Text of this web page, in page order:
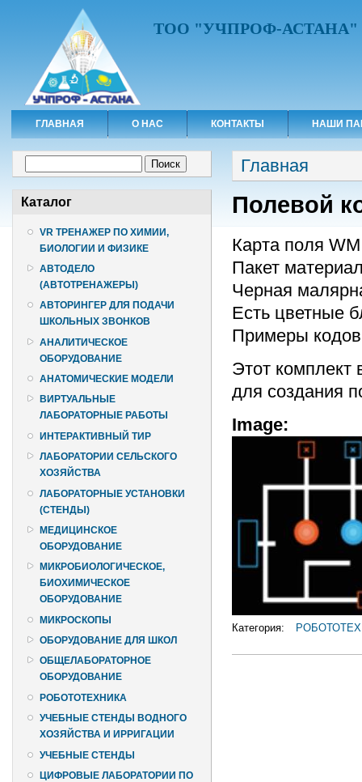
ТОО "УЧПРОФ-АСТАНА"
ГЛАВНАЯ О НАС КОНТАКТЫ НАШИ
Каталог
VR ТРЕНАЖЕР ПО ХИМИИ,
БИОЛОГИИ И ФИЗИКЕ
АВТОДЕЛО
(АВТОТРЕНАЖЕРЫ)
АВТОРИНГЕР ДЛЯ ПОДАЧИ
ШКОЛЬНЫХ ЗВОНКОВ
АНАЛИТИЧЕСКОЕ
ОБОРУДОВАНИЕ
АНАТОМИЧЕСКИЕ МОДЕЛИ
ВИРТУАЛЬНЫЕ
ЛАБОРАТОРНЫЕ РАБОТЫ
ИНТЕРАКТИВНЫЙ ТИР
ЛАБОРАТОРИИ СЕЛЬСКОГО
ХОЗЯЙСТВА
ЛАБОРАТОРНЫЕ УСТАНОВКИ
(СТЕНДЫ)
МЕДИЦИНСКОЕ
ОБОРУДОВАНИЕ
МИКРОБИОЛОГИЧЕСКОЕ,
БИОХИМИЧЕСКОЕ
ОБОРУДОВАНИЕ
МИКРОСКОПЫ
ОБОРУДОВАНИЕ ДЛЯ ШКОЛ
ОБЩЕЛАБОРАТОРНОЕ
ОБОРУДОВАНИЕ
РОБОТОТЕХНИКА
УЧЕБНЫЕ СТЕНДЫ ВОДНОГО
ХОЗЯЙСТВА И ИРРИГАЦИИ
УЧЕБНЫЕ СТЕНДЫ
ЦИФРОВЫЕ ЛАБОРАТОРИИ ПО
Вы здесь
Главная
Полевой
Карта поля
Пакет
Черная
Есть цветные
Примеры кодов
Этот комплект
для создания
Image:
Категория: